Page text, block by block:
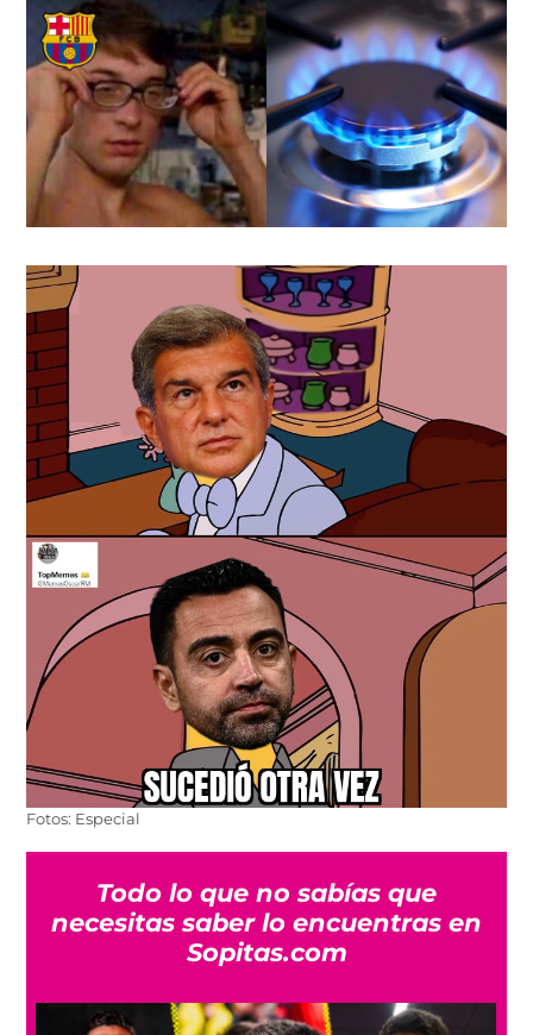
Fotos: Especial
Todo lo que no sabías que
necesitas saber lo encuentras en
Sopitas.com